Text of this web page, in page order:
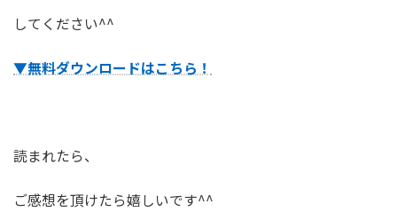
してください^^
▼無料ダウンロードはこちら！
読まれたら、
ご感想を頂けたら嬉しいです^^